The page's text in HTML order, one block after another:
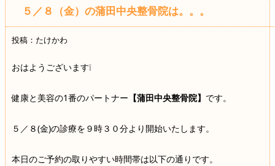
５／８（金）の蒲田中央整骨院は。。。
投稿：たけかわ
おはようございます❕
健康と美容の1番のパートナー 【蒲田中央整骨院】 です。
５／８(金)の診療を９時３０分より開始いたします。
本日のご予約の取りやすい時間帯は以下の通りです。